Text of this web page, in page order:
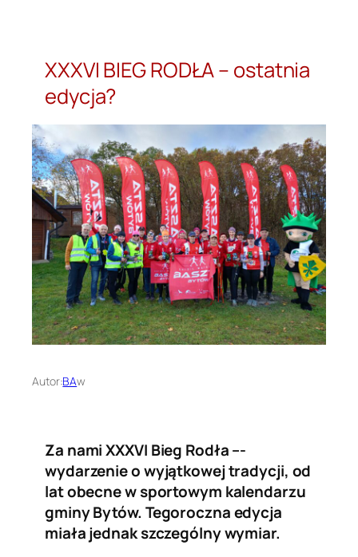
XXXVI BIEG RODŁA – ostatnia
edycja?
Autor:BAw
Za nami XXXVI Bieg Rodła –-
wydarzenie o wyjątkowej tradycji, od
lat obecne w sportowym kalendarzu
gminy Bytów. Tegoroczna edycja
miała jednak szczególny wymiar.